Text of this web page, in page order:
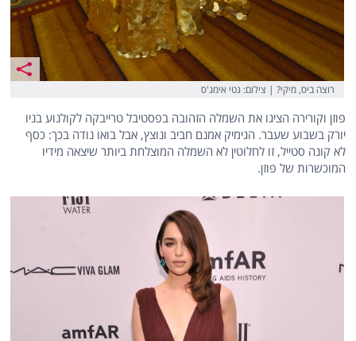
רוצה ביס, מיקי? | צילום: גטי אימג'ס
פוזן וקורירה הציגו את השמלה הזהובה בפסטיבל טרייבקה לקולנוע בניו
יורק בשבוע שעבר. הגימיק אמנם חביב ונוצץ, אבל בואו נודה בכך: כסף
לא קונה סטייל, זו לחלוטין לא השמלה המוצלחת ביותר שיצאה מידיו
המוכשרות של פוזן.